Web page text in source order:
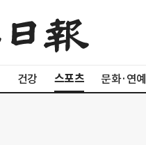
건강 스포츠 문화·연예